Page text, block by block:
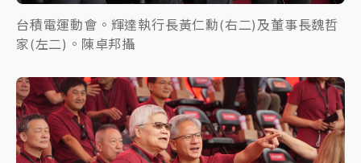
台積電運動會。輝達執行長黃仁勳(右二)及董事長魏哲
家(左二)。陳卓邦攝